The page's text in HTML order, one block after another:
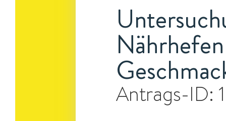
Antrags-ID: